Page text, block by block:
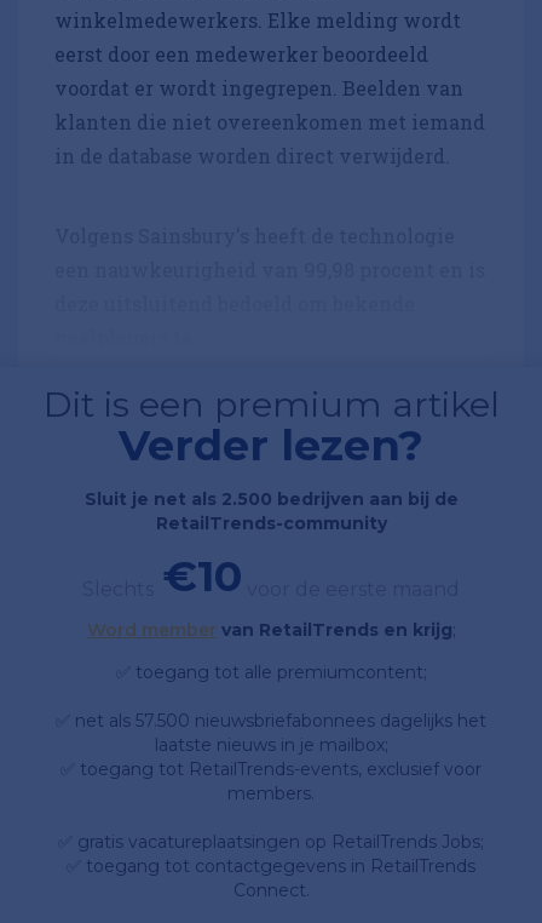
winkelmedewerkers. Elke melding wordt
eerst door een medewerker beoordeeld
voordat er wordt ingegrepen. Beelden van
klanten die niet overeenkomen met iemand
in de database worden direct verwijderd.
Dit is een premium artikel
Verder lezen?
Sluit je net als 2.500 bedrijven aan bij de
RetailTrends-community
€10
Word member van RetailTrends en krijg;
✅ toegang tot alle premiumcontent;
✅ net als 57.500 nieuwsbriefabonnees dagelijks het
laatste nieuws in je mailbox;
✅ toegang tot RetailTrends-events, exclusief voor
members.
✅ gratis vacatureplaatsingen op RetailTrends Jobs;
✅ toegang tot contactgegevens in RetailTrends
Connect.